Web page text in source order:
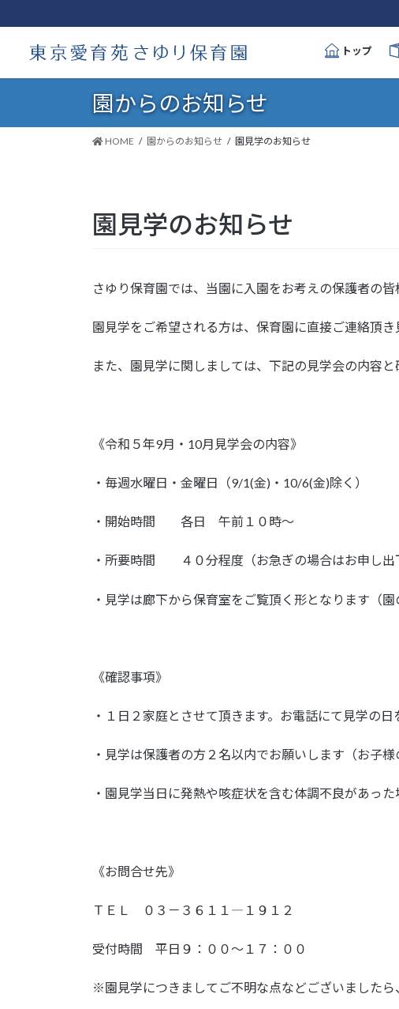
ン
ビ
トップ
園からのお知らせ
HOME 園からのお知らせ 園見学のお知らせ
園見学のお知らせ
さゆり保育園では、当園に入園をお考えの保護者の皆
園見学をご希望される方は、保育園に直接ご連絡頂き
また、園見学に関しましては、下記の見学会の内容
《令和５年9月・10月見学会の内容》
・毎週水曜日・金曜日（9/1(金)・10/6(金)除く）
・開始時間 各日 午前１０時～
・所要時間 ４０分程度（お急ぎの場合はお申し出
・見学は廊下から保育室をご覧頂く形となります（
《確認事項》
・１日２家庭とさせて頂きます。お電話にて見学の日
・見学は保護者の方２名以内でお願いします（お子様
・園見学当日に発熱や咳症状を含む体調不良があっ
《お問合せ先》
ＴＥＬ ０３－３６１１―１９１２
受付時間 平日９：００～１７：００
※園見学につきましてご不明な点などございましたら